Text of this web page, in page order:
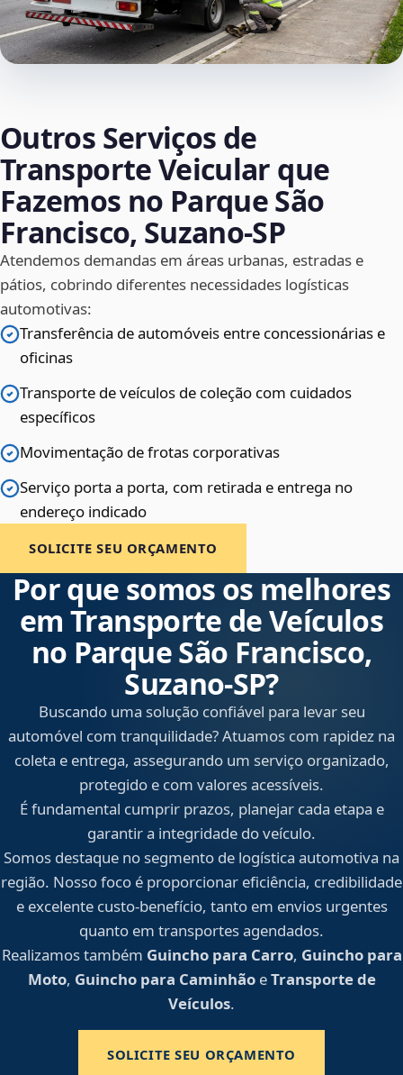
Outros Serviços de
Transporte Veicular que
Fazemos no Parque São
Francisco, Suzano‑SP
Atendemos demandas em áreas urbanas, estradas e
pátios, cobrindo diferentes necessidades logísticas
automotivas:
Transferência de automóveis entre concessionárias e
oficinas
Transporte de veículos de coleção com cuidados
específicos
Movimentação de frotas corporativas
Serviço porta a porta, com retirada e entrega no
endereço indicado
SOLICITE SEU ORÇAMENTO
Por que somos os melhores
em Transporte de Veículos
no Parque São Francisco,
Suzano‑SP?
Buscando uma solução confiável para levar seu
automóvel com tranquilidade? Atuamos com rapidez na
coleta e entrega, assegurando um serviço organizado,
protegido e com valores acessíveis.
É fundamental cumprir prazos, planejar cada etapa e
garantir a integridade do veículo.
Somos destaque no segmento de logística automotiva na
região. Nosso foco é proporcionar eficiência, credibilidade
e excelente custo-benefício, tanto em envios urgentes
quanto em transportes agendados.
Realizamos também Guincho para Carro, Guincho para
Moto, Guincho para CaminhãoeTransporte de
Veículos.
SOLICITE SEU ORÇAMENTO